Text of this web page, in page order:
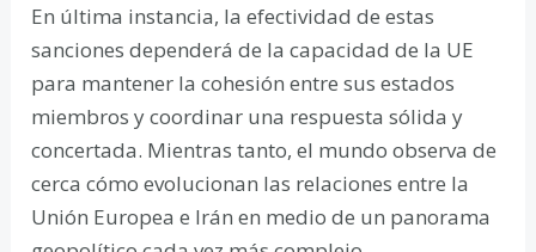
En última instancia, la efectividad de estas
sanciones dependerá de la capacidad de la UE
para mantener la cohesión entre sus estados
miembros y coordinar una respuesta sólida y
concertada. Mientras tanto, el mundo observa de
cerca cómo evolucionan las relaciones entre la
Unión Europea e Irán en medio de un panorama